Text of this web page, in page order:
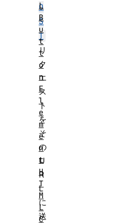
O
S
T
リ
ク
エ
ス
ト
を
そ
の
U
R
L
に
送
L
B
u
t
t
o
n
E
l
e
m
e
n
t
H
T
M
L
C